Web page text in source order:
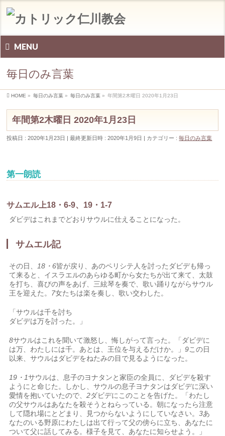
MENU
毎日のみ言葉
HOME » 毎日のみ言葉 » 毎日のみ言葉 » 年間第2木曜日 2020年1月23日
年間第2木曜日 2020年1月23日
投稿日 : 2020年1月23日 最終更新日時 : 2020年1月9日 カテゴリー :毎日のみ言葉
第一朗読
サムエル上18・6-9、19・1-7
ダビデはこれまでどおりサウルに仕えることになった。
サムエル記
その日、 18・6皆が戻り、あのペリシテ人を討ったダビデも帰っ
て来ると、イスラエルのあらゆる町から女たちが出て来て、太鼓
を打ち、喜びの声をあげ、三絃琴を奏で、歌い踊りながらサウル
王を迎えた。 7女たちは楽を奏し、歌い交わした。
「サウルは千を討ち
ダビデは万を討った。」
8サウルはこれを聞いて激怒し、悔しがって言った。「ダビデに
は万、わたしには千。あとは、王位を与えるだけか。」9この日
以来、サウルはダビデをねたみの目で見るようになった。
19・1サウルは、息子のヨナタンと家臣の全員に、ダビデを殺す
ようにと命じた。しかし、サウルの息子ヨナタンはダビデに深い
愛情を抱いていたので、2ダビデにこのことを告げた。「わたし
の父サウルはあなたを殺そうとねらっている。朝になったら注意
して隠れ場にとどまり、見つからないようにしていなさい。3あ
なたのいる野原にわたしは出て行って父の傍らに立ち、あなたに
ついて父に話してみる。様子を見て、あなたに知らせよう。」